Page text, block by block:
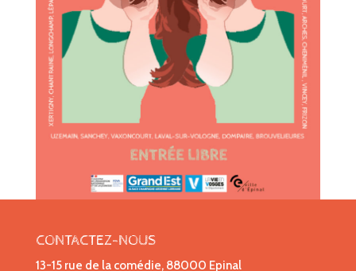
CONTACTEZ-NOUS
13-15 rue de la comédie, 88000 Epinal